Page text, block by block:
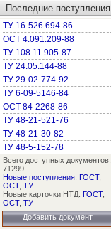
Последние поступления
ТУ 16-526.694-86
ОСТ 4.091.209-88
ТУ 108.11.905-87
ТУ 24.05.144-88
ТУ 29-02-774-92
ТУ 6-09-5146-84
ОСТ 84-2268-86
ТУ 48-21-521-76
ТУ 48-21-30-82
ТУ 48-5-152-78
Всего доступных документов:
71299
Новые поступления: ГОСТ,
ОСТ, ТУ
Новые карточки НТД: ГОСТ,
ОСТ, ТУ
Добавить документ